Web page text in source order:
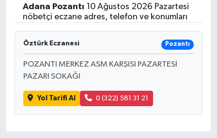
Adana Pozantı 10 Ağustos 2026 Pazartesi
nöbetçi eczane adres, telefon ve konumları
Öztürk Eczanesi Pozantı
POZANTI MERKEZ ASM KARŞISI PAZARTESİ
PAZARI SOKAĞI
Yol Tarifi Al 0 (322) 581 31 21
EĞİTİM
İLÇELER
TEKNOLOJİ
Haber Arşivi